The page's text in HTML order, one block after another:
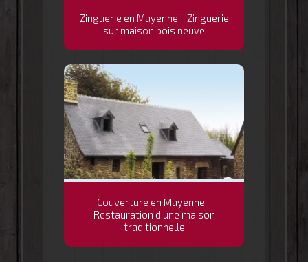
Zinguerie en Mayenne - Zinguerie
sur maison bois neuve
Couverture en Mayenne -
Restauration d'une maison
traditionnelle